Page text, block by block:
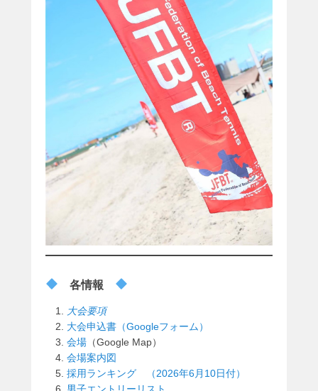
各情報
大会要項
大会申込書（Googleフォーム）
会場 （Google Map）
会場案内図
採用ランキング （2026年6月10日付）
男子エントリーリスト